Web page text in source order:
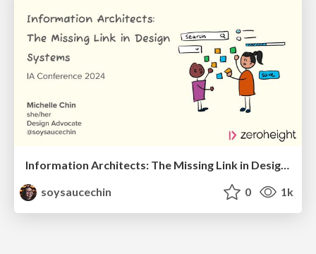
soysaucechin
0 1k